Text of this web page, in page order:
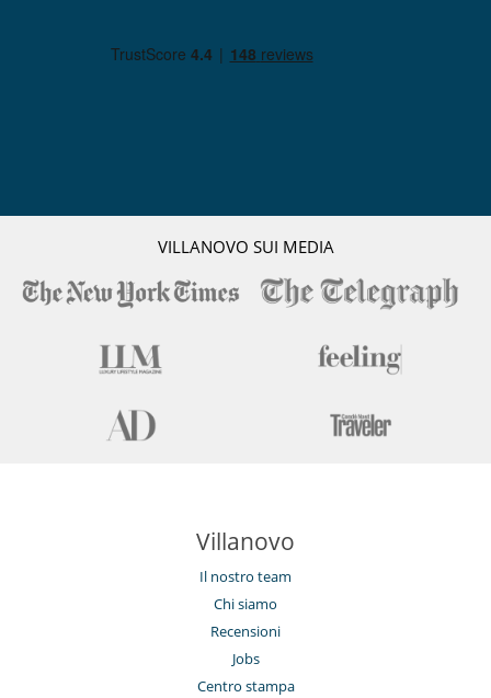
VILLANOVO SUI MEDIA
Villanovo
Il nostro team
Chi siamo
Recensioni
Jobs
Centro stampa